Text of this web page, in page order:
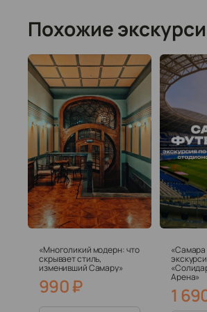
Похожие
«Многоликий модерн: что
скрывает стиль,
изменивший Самару»
990₽
«Самара
Арена»
1